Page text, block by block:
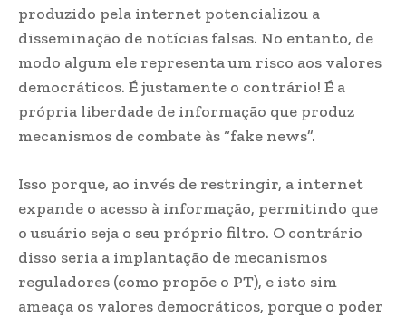
produzido pela internet potencializou a
disseminação de notícias falsas. No entanto, de
modo algum ele representa um risco aos valores
democráticos. É justamente o contrário! É a
própria liberdade de informação que produz
mecanismos de combate às “fake news”.
Isso porque, ao invés de restringir, a internet
expande o acesso à informação, permitindo que
o usuário seja o seu próprio filtro. O contrário
disso seria a implantação de mecanismos
reguladores (como propõe o PT), e isto sim
ameaça os valores democráticos, porque o poder